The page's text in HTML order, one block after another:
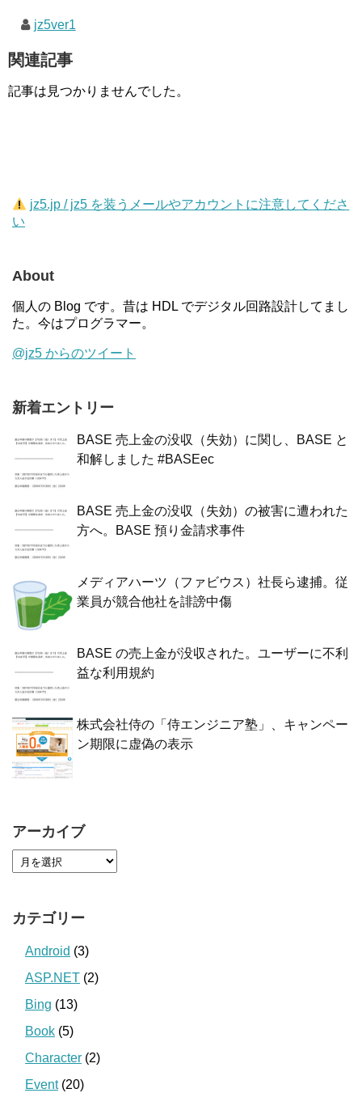
jz5ver1
関連記事
記事は見つかりませんでした。
jz5.jp / jz5 を装うメールやアカウントに注意してくださ
い
About
個人の Blog です。昔は HDL でデジタル回路設計してまし
た。今はプログラマー。
@jz5 からのツイート
新着エントリー
BASE 売上金の没収（失効）に関し、BASE と
和解しました #BASEec
BASE 売上金の没収（失効）の被害に遭われた
方へ。BASE 預り金請求事件
メディアハーツ（ファビウス）社長ら逮捕。従
業員が競合他社を誹謗中傷
BASE の売上金が没収された。ユーザーに不利
益な利用規約
株式会社侍の「侍エンジニア塾」、キャンペー
ン期限に虚偽の表示
アーカイブ
カテゴリー
Android (3)
ASP.NET (2)
Bing (13)
Book (5)
Character (2)
Event(20)